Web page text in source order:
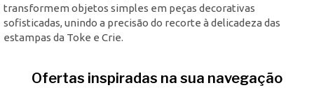
transformem objetos simples em peças decorativas
sofisticadas, unindo a precisão do recorte à delicadeza das
estampas da Toke e Crie.
Ofertas inspiradas na sua navegação